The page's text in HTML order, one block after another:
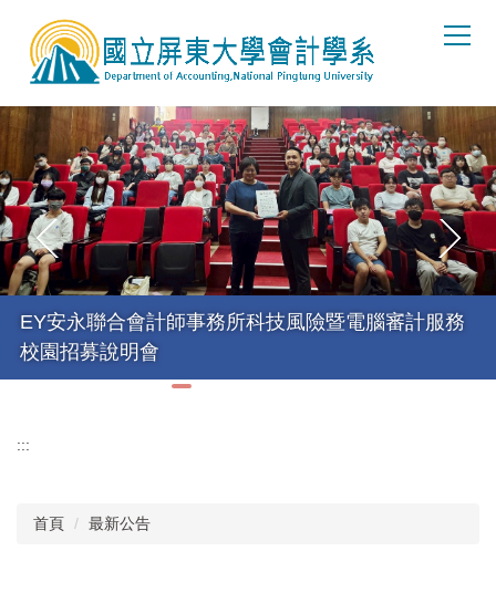
內
容
EY安永聯合會計師事務所科技風險暨電腦審計服務
校園招募說明會
:::
首頁 最新公告